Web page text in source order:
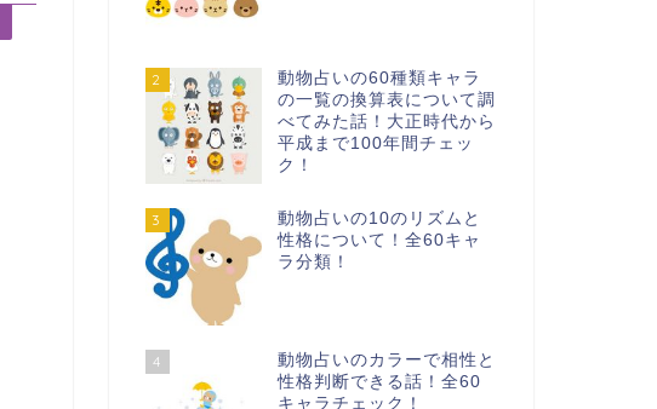
2
動物占いの60種類キャラ
の一覧の換算表について調
べてみた話！大正時代から
平成まで100年間チェッ
ク！
3
動物占いの10のリズムと
性格について！全60キャ
ラ分類！
4
動物占いのカラーで相性と
性格判断できる話！全60
キャラチェック！